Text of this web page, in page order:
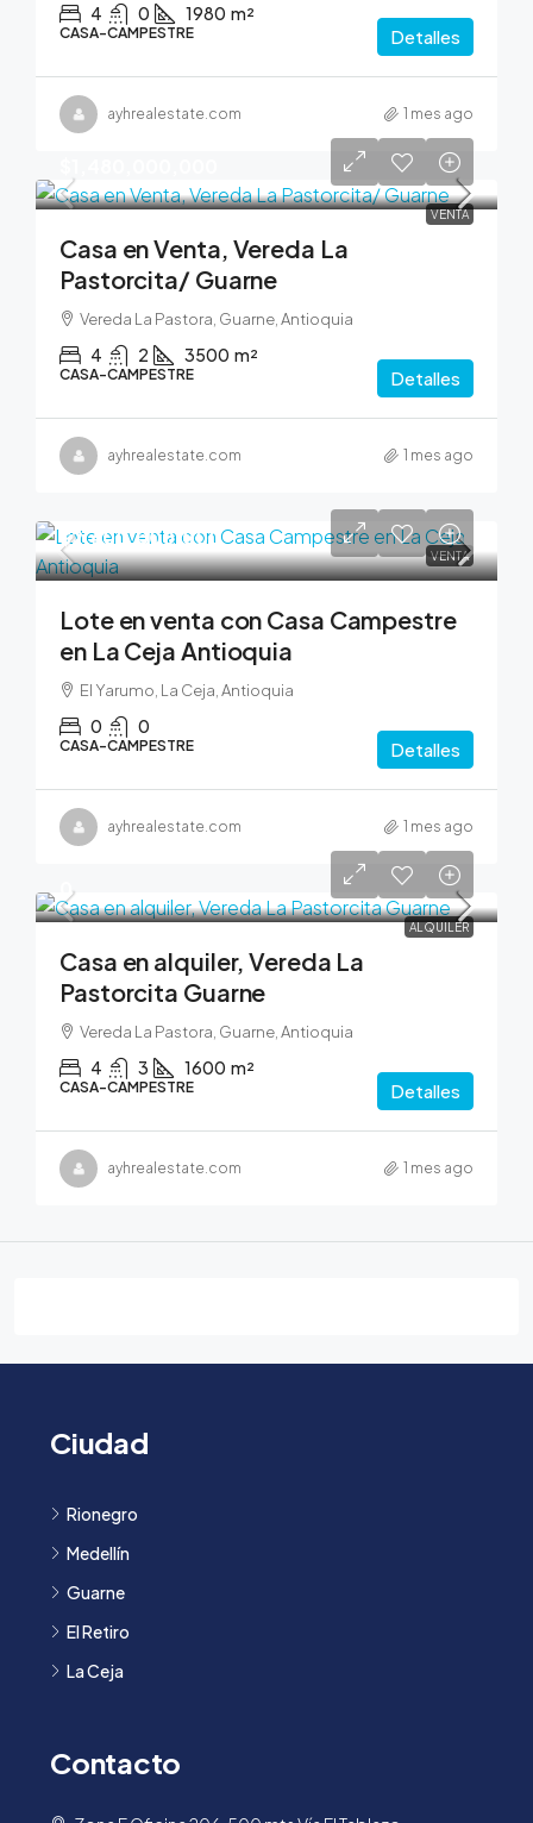
4 0 1980 m²
CASA-CAMPESTRE Detalles
ayhrealestate.com 1 mes ago
VENTA
Casa en Venta, Vereda La
Pastorcita/ Guarne
Vereda La Pastora, Guarne, Antioquia
4 2 3500 m²
CASA-CAMPESTRE Detalles
ayhrealestate.com 1 mes ago
VENTA
$2,600,000,000
Lote en venta con Casa Campestre
en La Ceja Antioquia
El Yarumo, La Ceja, Antioquia
0 0
CASA-CAMPESTRE Detalles
ayhrealestate.com 1 mes ago
ALQUILER
Casa en alquiler, Vereda La
Pastorcita Guarne
Vereda La Pastora, Guarne, Antioquia
4 3 1600 m²
CASA-CAMPESTRE Detalles
ayhrealestate.com 1 mes ago
Ciudad
Rionegro
Medellín
Guarne
El Retiro
La Ceja
Contacto